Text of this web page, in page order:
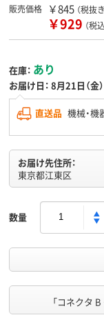
販売価格 ￥845 （税抜き
￥929 （税
在庫： あり
お届け日： 8月21日（金
直送品 機械・
お届け先住所：
東京都江東区
数量
「コネクタ